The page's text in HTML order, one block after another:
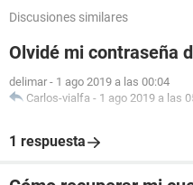
Discusiones similares
Olvidé mi contraseña
delimar - 1 ago 2019 a las 00:04
Carlos-vialfa - 1 ago 2019 a las
1 respuesta